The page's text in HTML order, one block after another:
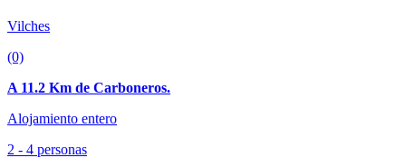
Vilches
(0)
A 11.2 Km de Carboneros.
Alojamiento entero
2 - 4 personas